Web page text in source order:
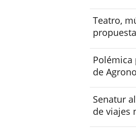
Teatro,
Polémica
de
Senatur
de viajes